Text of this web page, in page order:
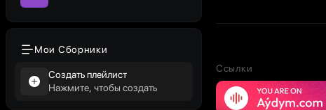
Мои Сборники
Создать плейлист
Нажмите, чтобы создать
Ссылки